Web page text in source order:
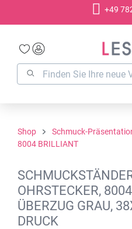
+49
Shop Schmuck-
8004 BRILLIANT
OHRSTECKER,
ÜBERZUG GRAU,
DRUCK